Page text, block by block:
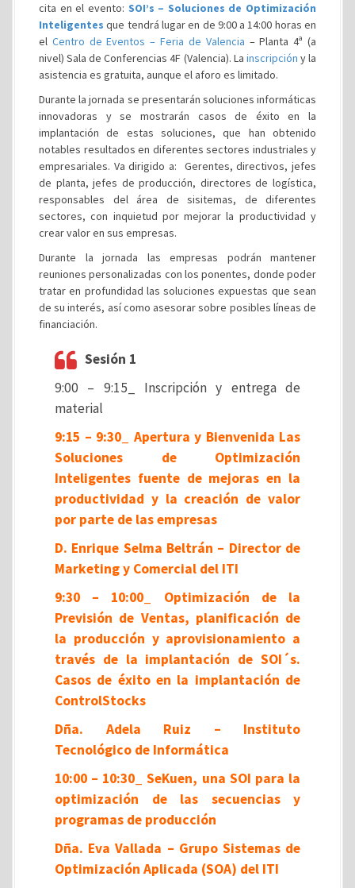
cita en el evento: SOI’s – Soluciones de Optimización
Inteligentes que tendrá lugar en de 9:00 a 14:00 horas en
el Centro de Eventos – Feria de Valencia – Planta 4ª (a
nivel) Sala de Conferencias 4F (Valencia). La inscripción y la
asistencia es gratuita, aunque el aforo es limitado.
Durante la jornada se presentarán soluciones informáticas
innovadoras y se mostrarán casos de éxito en la
implantación de estas soluciones, que han obtenido
notables resultados en diferentes sectores industriales y
empresariales. Va dirigido a: Gerentes, directivos, jefes
de planta, jefes de producción, directores de logística,
responsables del área de sisitemas, de diferentes
sectores, con inquietud por mejorar la productividad y
crear valor en sus empresas.
Durante la jornada las empresas podrán mantener
reuniones personalizadas con los ponentes, donde poder
tratar en profundidad las soluciones expuestas que sean
de su interés, así como asesorar sobre posibles líneas de
financiación.
Sesión 1
9:00 – 9:15_ Inscripción y entrega de
material
9:15 – 9:30_ Apertura y Bienvenida Las
Soluciones de Optimización
Inteligentes fuente de mejoras en la
productividad y la creación de valor
por parte de las empresas
D. Enrique Selma Beltrán – Director de
Marketing y Comercial del ITI
9:30 – 10:00_ Optimización de la
Previsión de Ventas, planificación de
la producción y aprovisionamiento a
través de la implantación de SOI´s.
Casos de éxito en la implantación de
ControlStocks
Dña. Adela Ruiz – Instituto
Tecnológico de Informática
10:00 – 10:30_ SeKuen, una SOI para la
optimización de las secuencias y
programas de producción
Dña. Eva Vallada – Grupo Sistemas de
Optimización Aplicada (SOA) del ITI